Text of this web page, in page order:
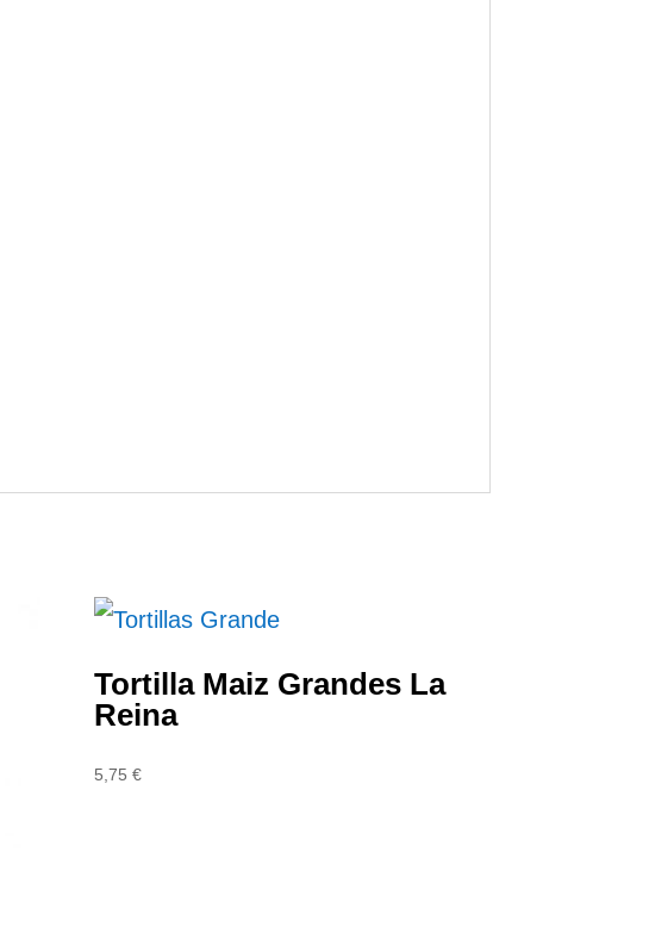
Tortilla Maiz Grandes La
Reina
5,75 €